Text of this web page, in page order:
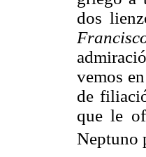
dos
vemos
de
que le
Neptuno